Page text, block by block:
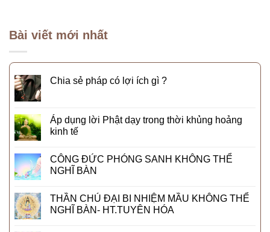
Bài viết mới nhất
Chia sẻ pháp có lợi ích gì ?
Áp dụng lời Phật dạy trong thời khủng hoảng
kinh tế
CÔNG ĐỨC PHÓNG SANH KHÔNG THỂ
NGHĨ BÀN
THẦN CHÚ ĐẠI BI NHIỆM MẦU KHÔNG THỂ
NGHĨ BÀN- HT.TUYÊN HÓA